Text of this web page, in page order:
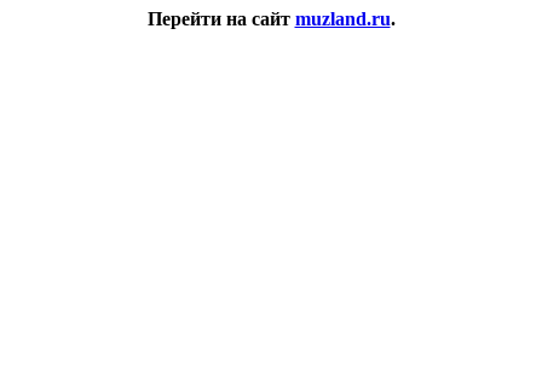
Перейти на сайт muzland.ru.